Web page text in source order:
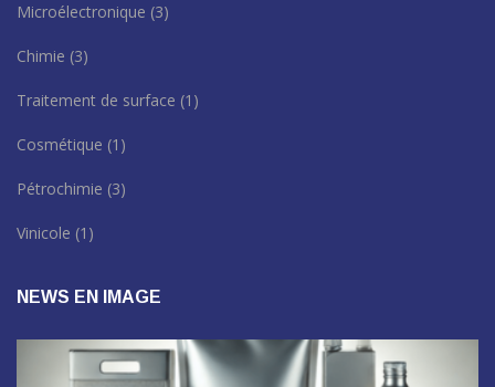
Microélectronique (3)
Chimie (3)
Traitement de surface (1)
Cosmétique (1)
Pétrochimie (3)
Vinicole (1)
NEWS EN IMAGE